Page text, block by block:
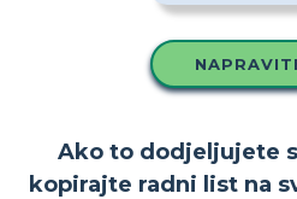
Ako to dodjeljujete
kopirajte radni list na